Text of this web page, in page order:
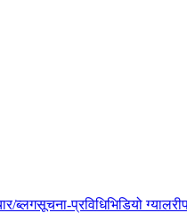
ब्लगसूचना-प्रविधिभिडियो ग्यालरी